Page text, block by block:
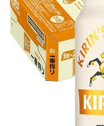
好きが集まる 比べて選べる
ビジネスと働き方のヒント
AI活用のいまが分かる
企業ITのトレンドを詳説
経営リーダーのコミュニティ
マーケ×ITの今がよく分かる